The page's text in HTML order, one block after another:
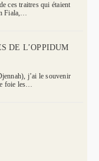
ces traitres qui étaient
Fiala,…
DE L’OPPIDUM
j’ai le souvenir
foie les…